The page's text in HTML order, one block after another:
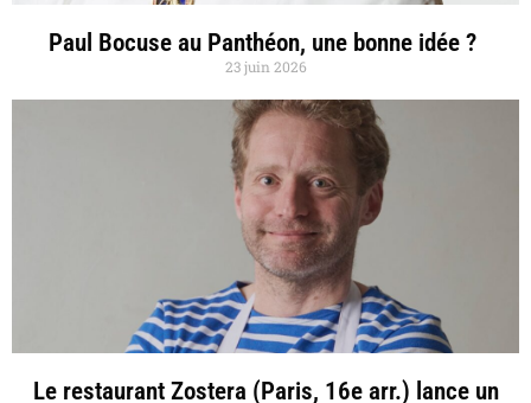
Paul Bocuse au Panthéon, une bonne idée ?
23 juin 2026
Le restaurant Zostera (Paris, 16e arr.) lance un